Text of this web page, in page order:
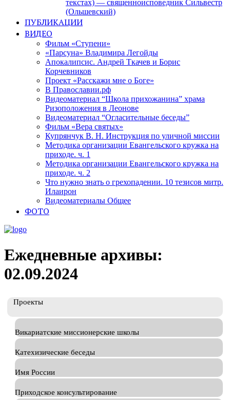
текстах) — священноисповедник Сильвестр
(Ольшевский)
ПУБЛИКАЦИИ
ВИДЕО
Фильм «Ступени»
«Парсуна» Владимира Легойды
Апокалипсис. Андрей Ткачев и Борис
Корчевников
Проект «Расскажи мне о Боге»
В Православии.рф
Видеоматериал “Школа прихожанина” храма
Ризоположения в Леонове
Видеоматериал “Огласительные беседы”
Фильм «Вера святых»
Купрянчук В. Н. Инструкция по уличной миссии
Методика организации Евангельского кружка на
приходе. ч. 1
Методика организации Евангельского кружка на
приходе. ч. 2
Что нужно знать о грехопадении. 10 тезисов митр.
Илаирон
Видеоматериалы Общее
ФОТО
Ежедневные архивы:
02.09.2024
Проекты
Викариатские миссионерские школы
Катехизические беседы
Имя России
Приходское консультирование